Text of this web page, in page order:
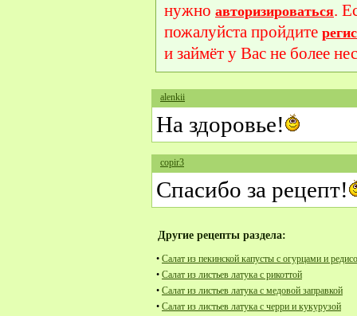
нужно авторизироваться.
пожалуйста пройдите
и займёт у Вас не более
alenkii
На здоровье!
copir3
Спасибо за рецепт!
Другие рецепты раздела:
• Салат из пекинской капусты с огурцами и
• Салат из листьев латука с рикоттой
• Салат из листьев латука с медовой заправкой
• Салат из листьев латука с черри и кукурузой